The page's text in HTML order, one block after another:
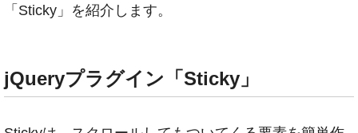
「Sticky」を紹介します。
jQueryプラグイン「Sticky」